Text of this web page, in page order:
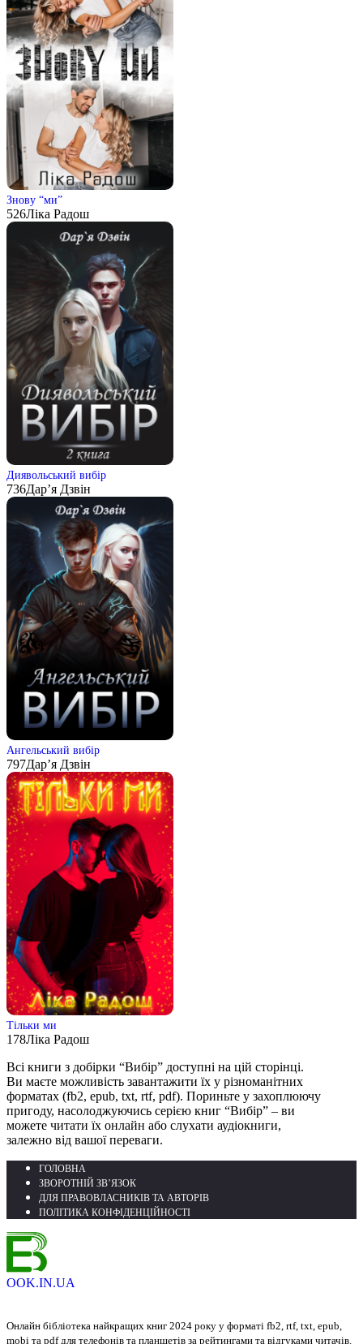
Знову “ми”
526Ліка Радош
Диявольський вибір
736Дар’я Дзвін
Ангельський вибір
797Дар’я Дзвін
Тільки ми
178Ліка Радош
Всі книги з добірки “Вибір” доступні на цій сторінці.
Ви маєте можливість завантажити їх у різноманітних
форматах (fb2, epub, txt, rtf, pdf). Пориньте у захоплюючу
пригоду, насолоджуючись серією книг “Вибір” – ви
можете читати їх онлайн або слухати аудіокниги,
залежно від вашої переваги.
ГОЛОВНА
ЗВОРОТНІЙ ЗВ’ЯЗОК
ДЛЯ ПРАВОВЛАСНИКІВ ТА АВТОРІВ
ПОЛІТИКА КОНФІДЕНЦІЙНОСТІ
OOK.IN.UA
Онлайн бібліотека найкращих книг 2024 року у форматі fb2, rtf, txt, epub,
mobi та pdf для телефонів та планшетів за рейтингами та відгуками читачів.